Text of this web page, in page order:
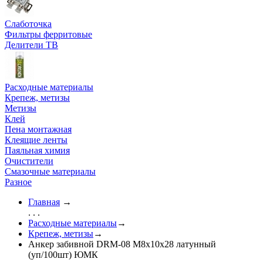
Слаботочка
Фильтры ферритовые
Делители ТВ
Расходные материалы
Крепеж, метизы
Метизы
Клей
Пена монтажная
Клеящие ленты
Паяльная химия
Очистители
Смазочные материалы
Разное
Главная →
. . .
Расходные материалы→
Крепеж, метизы→
Анкер забивной DRM-08 М8х10х28 латунный
(уп/100шт) ЮМК